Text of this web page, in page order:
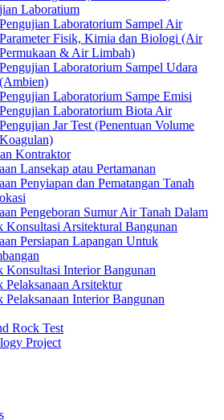
Laboratium
Pengujian Laboratorium Sampel Air
Parameter Fisik, Kimia dan Biologi (Air
Permukaan & Air Limbah)
Pengujian Laboratorium Sampel Udara
(Ambien)
Pengujian Laboratorium Sampe Emisi
Pengujian Laboratorium Biota Air
Pengujian Jar Test (Penentuan Volume
Koagulan)
Kontraktor
Lansekap atau Pertamanan
Penyiapan dan Pematangan Tanah
Pengeboran Sumur Air Tanah Dalam
Konsultasi Arsitektural Bangunan
Persiapan Lapangan Untuk
Konsultasi Interior Bangunan
Pelaksanaan Arsitektur
Pelaksanaan Interior Bangunan
Rock Test
Project